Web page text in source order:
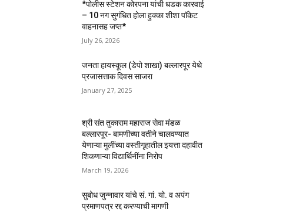
*पोलीस स्टेशन कोरपना यांची धडक कारवाई
– 10 नग सुगंधित होला हुक्का शीशा पॉकेट
वाहनासह जप्त*
July 26, 2026
जनता हायस्कूल (डेपो शाखा) बल्लारपूर येथे
प्रजासत्ताक दिवस साजरा
January 27, 2025
श्री संत तुकाराम महाराज सेवा मंडळ
बल्लारपूर- बामणीच्या वतीने चालवण्यात
येणाऱ्या मुलींच्या वस्तीगृहातील इयत्ता दहावीत
शिकणाऱ्या विद्यार्थिनींना निरोप
March 19, 2026
सुबोध जुन्नावार यांचे सं. गां. यो. व अपंग
प्रमाणपत्र रद्द करण्याची मागणी